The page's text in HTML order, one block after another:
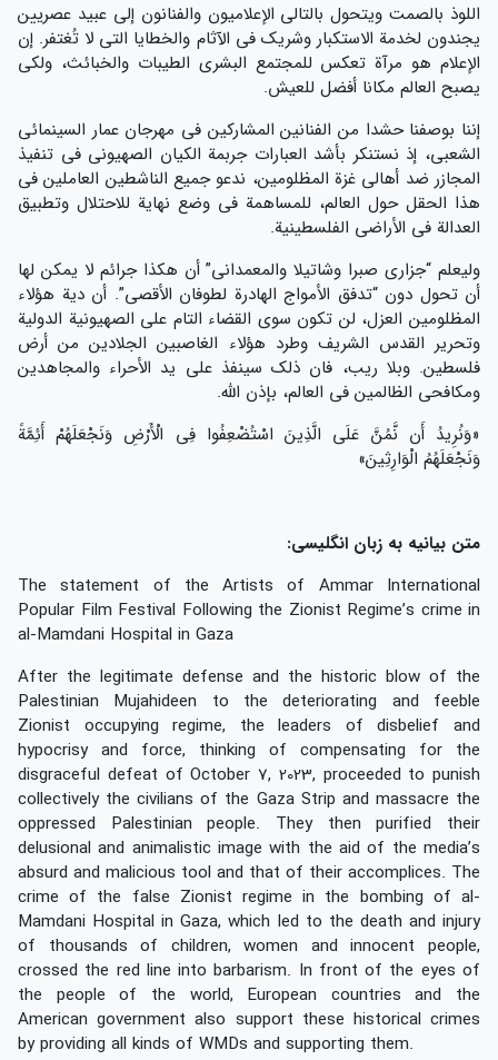
اللوذ بالصمت ويتحول بالتالي الإعلاميون والفنانون إلى عبيد عصريين
يجندون لخدمة الاستكبار وشريك في الآثام والخطايا التي لا تُغتفر. إن
الإعلام هو مرآة تعكس للمجتمع البشري الطيبات والخبائث، ولكي
يصبح العالم مكانا أفضل للعيش.
إننا بوصفنا حشدا من الفنانين المشاركين في مهرجان عمار السينمائي
الشعبي، إذ نستنكر بأشد العبارات جربمة الكيان الصهيوني في تنفيذ
المجازر ضد أهالي غزة المظلومين، ندعو جميع الناشطين العاملين في
هذا الحقل حول العالم، للمساهمة في وضع نهاية للاحتلال وتطبيق
العدالة في الأراضي الفلسطينية.
وليعلم “جزاري صبرا وشاتيلا والمعمداني” أن هكذا جرائم لا يمكن لها
أن تحول دون “تدفق الأمواج الهادرة لطوفان الأقصى”. أن دية هؤلاء
المظلومين العزل، لن تكون سوى القضاء التام على الصهيونية الدولية
وتحرير القدس الشريف وطرد هؤلاء الغاصبين الجلادين من أرض
فلسطين. وبلا ريب، فان ذلك سينفذ على يد الأحراء والمجاهدين
ومكافحي الظالمين في العالم، بإذن الله.
«وَنُرِیدُ أَن نَّمُنَّ عَلَی الَّذِینَ اسْتُضْعِفُوا فِی الْأَرْضِ وَنَجْعَلَهُمْ أَئِمَّةً
وَنَجْعَلَهُمُ الْوَارِثِینَ»
متن بیانیه به زبان انگلیسی:
The statement of the Artists of Ammar International
Popular Film Festival Following the Zionist Regime’s crime in
al-Mamdani Hospital in Gaza
After the legitimate defense and the historic blow of the
Palestinian Mujahideen to the deteriorating and feeble
Zionist occupying regime, the leaders of disbelief and
hypocrisy and force, thinking of compensating for the
disgraceful defeat of October 7, 2023, proceeded to punish
collectively the civilians of the Gaza Strip and massacre the
oppressed Palestinian people. They then purified their
delusional and animalistic image with the aid of the media’s
absurd and malicious tool and that of their accomplices. The
crime of the false Zionist regime in the bombing of al-
Mamdani Hospital in Gaza, which led to the death and injury
of thousands of children, women and innocent people,
crossed the red line into barbarism. In front of the eyes of
the people of the world, European countries and the
American government also support these historical crimes
by providing all kinds of WMDs and supporting them.